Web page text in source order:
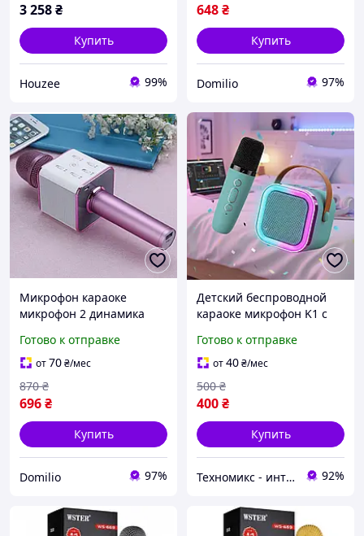
3 258₴
Купить
Houzee 99%
648₴
Купить
Domilio 97%
Микрофон караоке
микрофон 2 динамика
караоке с колонкой
Музыкальный микрофон
детский
Готово к отправке
от70₴/мес
696₴
870 ₴
Купить
Domilio 97%
Детский беспроводной
караоке микрофон K1 c
подсветкой
Готово к отправке
от40₴/мес
400₴
500 ₴
Купить
Техномикс - интернет - магазин качественной техники, электроники и других товаров для дома и работы 92%